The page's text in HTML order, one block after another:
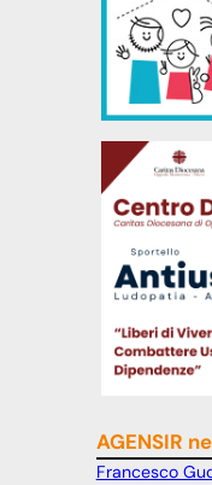
AGENSIR
Francesco